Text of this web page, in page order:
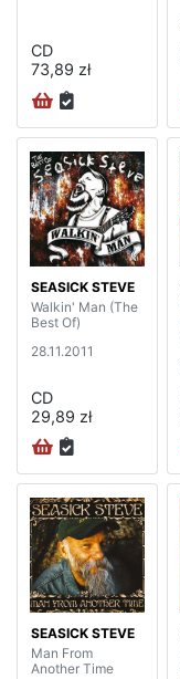
CD
73,89 zł
SEASICK STEVE
Walkin' Man (The
Best Of)
28.11.2011
CD
29,89 zł
SEASICK STEVE
Man From
Another Time